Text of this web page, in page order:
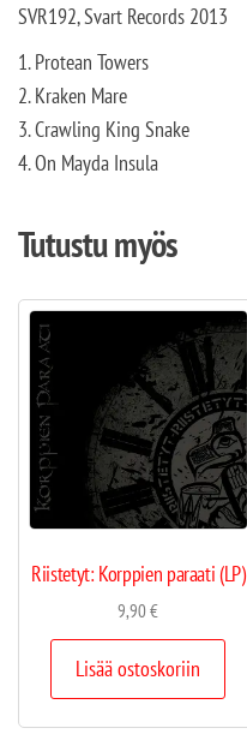
SVR192, Svart Records 2013
1. Protean Towers
2. Kraken Mare
3. Crawling King Snake
4. On Mayda Insula
Tutustu myös
Riistetyt: Korppien paraati (LP)
9,90€
Lisää ostoskoriin